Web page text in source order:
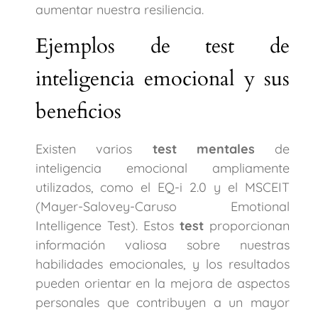
aumentar nuestra resiliencia.
Ejemplos de test de
inteligencia emocional y sus
beneficios
Existen varios test mentales de
inteligencia emocional ampliamente
utilizados, como el EQ-i 2.0 y el MSCEIT
(Mayer-Salovey-Caruso Emotional
Intelligence Test). Estos test proporcionan
información valiosa sobre nuestras
habilidades emocionales, y los resultados
pueden orientar en la mejora de aspectos
personales que contribuyen a un mayor